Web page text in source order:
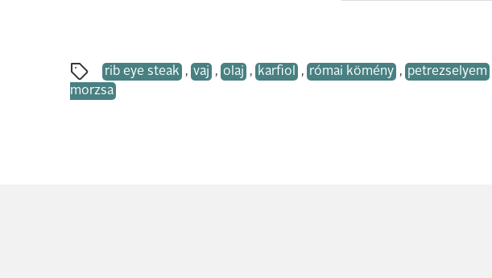
rib eye steak , vaj , olaj , karfiol , római kömény , petrezselyem
morzsa